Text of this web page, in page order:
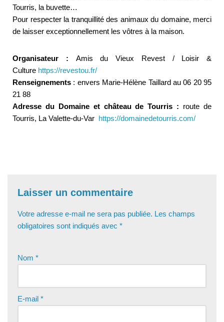
Tourris, la buvette…
Pour respecter la tranquillité des animaux du domaine, merci
de laisser exceptionnellement les vôtres à la maison.
Organisateur : Amis du Vieux Revest / Loisir &
Culture https://revestou.fr/
Renseignements : envers Marie-Hélène Taillard au 06 20 95
21 88
Adresse du Domaine et château de Tourris : route de
Tourris, La Valette-du-Var https://domainedetourris.com/
Laisser un commentaire
Votre adresse e-mail ne sera pas publiée. Les champs
obligatoires sont indiqués avec *
Nom *
E-mail *